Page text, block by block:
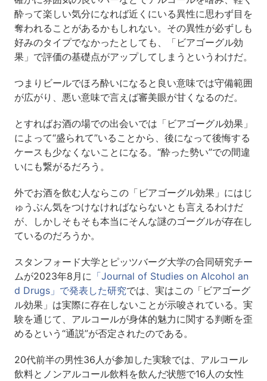
酔って楽しい気分になれば近くにいる異性に思わず目を
奪われることがあるかもしれない。その異性が必ずしも
好みのタイプでなかったとしても、「ビアゴーグル効
果」で評価の基礎点がアップしてしまうというわけだ。
つまりビールでほろ酔いになると良い意味では守備範囲
が広がり、悪い意味で言えば審美眼が甘くなるのだ。
とすればお酒の場での出会いでは「ビアゴーグル効果」
によって“盛られて”いることから、後になって後悔する
ケースも少なくないことになる。“酔った勢い”での間違
いにも繋がるだろう。
外でお酒を飲む人ならこの「ビアゴーグル効果」にはじ
ゅうぶん気をつけなければならないとも言えるわけだ
が、しかしそもそも本当にそんな謎のゴーグルが存在し
ているのだろうか。
スタンフォード大学とピッツバーグ大学の合同研究チー
ムが2023年8月に 「Journal of Studies on Alcohol an
d Drugs」で発表した研究では、実はこの「ビアゴーグ
ル効果」は実際に存在しないことが示唆されている。実
験を通じて、アルコールが身体的魅力に関する判断を歪
めるという“通説”が否定されたのである。
20代前半の男性36人が参加した実験では、アルコール
飲料とノンアルコール飲料を飲んだ状態で16人の女性